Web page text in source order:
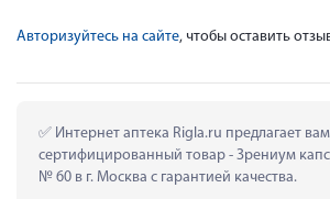
Авторизуйтесь на сайте, чтобы оставить
Интернет аптека Rigla.ru предлагает
сертифицированный товар - Зрениум
№ 60 в г. Москва с гарантией качества.